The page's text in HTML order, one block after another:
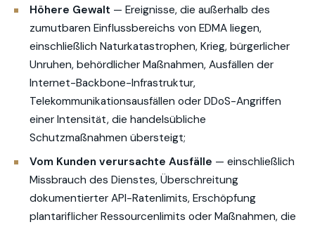
Höhere Gewalt — Ereignisse, die außerhalb des
zumutbaren Einflussbereichs von EDMA liegen,
einschließlich Naturkatastrophen, Krieg, bürgerlicher
Unruhen, behördlicher Maßnahmen, Ausfällen der
Internet-Backbone-Infrastruktur,
Telekommunikationsausfällen oder DDoS-Angriffen
einer Intensität, die handelsübliche
Schutzmaßnahmen übersteigt;
Vom Kunden verursachte Ausfälle — einschließlich
Missbrauch des Dienstes, Überschreitung
dokumentierter API-Ratenlimits, Erschöpfung
plantariflicher Ressourcenlimits oder Maßnahmen, die